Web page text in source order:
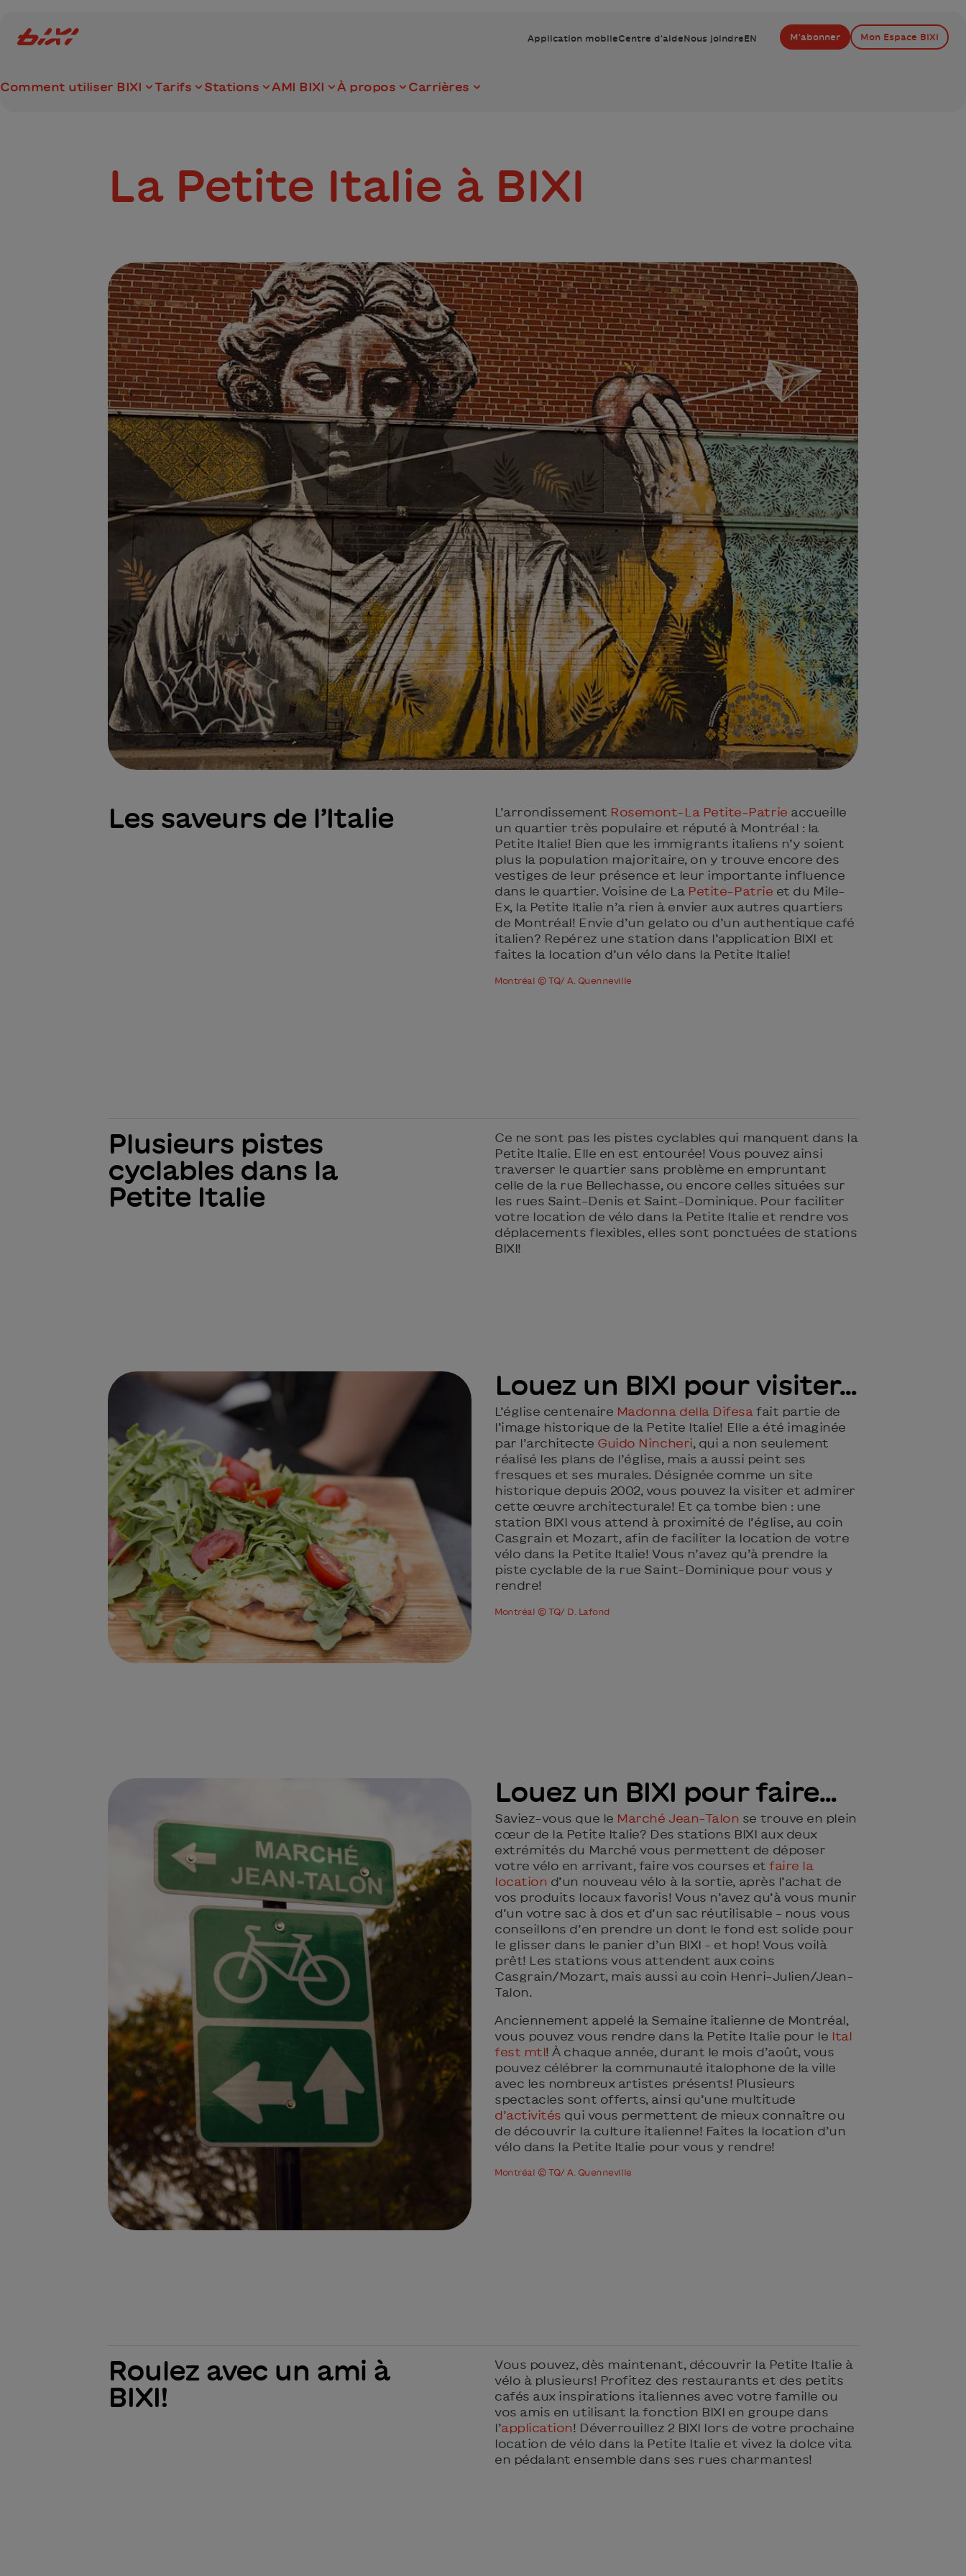
Logo Bixi Montréal Application mobileCentre d'aideNous joindreEN M'abonner Mon Espace BIXI
Comment utiliser BIXI Tarifs Stations AMI BIXI À propos Carrières
La Petite Italie à BIXI
Les saveurs de l’Italie L’arrondissement Rosemont-La Petite-Patrie accueille
un quartier très populaire et réputé à Montréal : la
Petite Italie! Bien que les immigrants italiens n’y soient
plus la population majoritaire, on y trouve encore des
vestiges de leur présence et leur importante influence
dans le quartier. Voisine de La Petite-Patrie et du Mile-
Ex, la Petite Italie n’a rien à envier aux autres quartiers
de Montréal! Envie d’un gelato ou d’un authentique café
italien? Repérez une station dans l’application BIXI et
faites la location d’un vélo dans la Petite Italie!
Montréal © TQ/ A. Quenneville
Plusieurs pistes
cyclables dans la
Petite Italie
Ce ne sont pas les pistes cyclables qui manquent dans la
Petite Italie. Elle en est entourée! Vous pouvez ainsi
traverser le quartier sans problème en empruntant
celle de la rue Bellechasse, ou encore celles situées sur
les rues Saint-Denis et Saint-Dominique. Pour faciliter
votre location de vélo dans la Petite Italie et rendre vos
déplacements flexibles, elles sont ponctuées de stations
BIXI!
Louez un BIXI pour visiter…
L’église centenaire Madonna della Difesa fait partie de
l’image historique de la Petite Italie! Elle a été imaginée
par l’architecte Guido Nincheri , qui a non seulement
réalisé les plans de l’église, mais a aussi peint ses
fresques et ses murales. Désignée comme un site
historique depuis 2002, vous pouvez la visiter et admirer
cette œuvre architecturale! Et ça tombe bien : une
station BIXI vous attend à proximité de l’église, au coin
Casgrain et Mozart, afin de faciliter la location de votre
vélo dans la Petite Italie! Vous n’avez qu’à prendre la
piste cyclable de la rue Saint-Dominique pour vous y
rendre!
Montréal © TQ/ D. Lafond
Louez un BIXI pour faire…
Saviez-vous que le Marché Jean-Talon se trouve en plein
cœur de la Petite Italie? Des stations BIXI aux deux
extrémités du Marché vous permettent de déposer
votre vélo en arrivant, faire vos courses etfaire la
location d’un nouveau vélo à la sortie, après l’achat de
vos produits locaux favoris! Vous n’avez qu’à vous munir
d’un votre sac à dos et d’un sac réutilisable – nous vous
conseillons d’en prendre un dont le fond est solide pour
le glisser dans le panier d’un BIXI – et hop! Vous voilà
prêt! Les stations vous attendent aux coins
Casgrain/Mozart, mais aussi au coin Henri-Julien/Jean-
Talon.
Anciennement appelé la Semaine italienne de Montréal,
vous pouvez vous rendre dans la Petite Italie pour le Ital
fest mtl! À chaque année, durant le mois d’août, vous
pouvez célébrer la communauté italophone de la ville
avec les nombreux artistes présents! Plusieurs
spectacles sont offerts, ainsi qu’une multitude
d’activités qui vous permettent de mieux connaître ou
de découvrir la culture italienne! Faites la location d’un
vélo dans la Petite Italie pour vous y rendre!
Montréal © TQ/ A. Quenneville
Roulez avec un ami à
BIXI!
Vous pouvez, dès maintenant, découvrir la Petite Italie à
vélo à plusieurs! Profitez des restaurants et des petits
cafés aux inspirations italiennes avec votre famille ou
vos amis en utilisant la fonction BIXI en groupe dans
l’application! Déverrouillez 2 BIXI lors de votre prochaine
location de vélo dans la Petite Italie et vivez la dolce vita
en pédalant ensemble dans ses rues charmantes!